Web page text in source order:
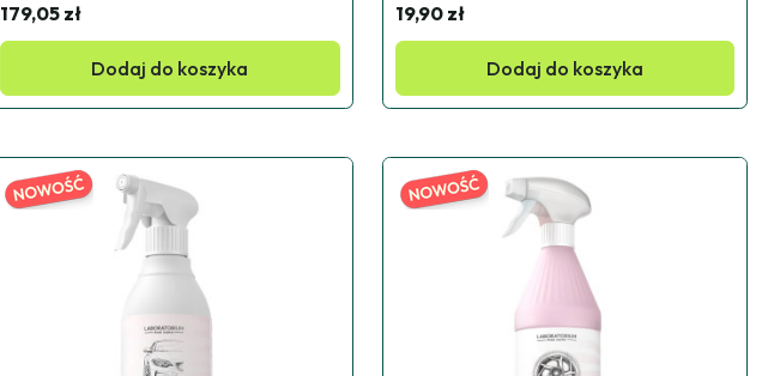
179,05 zł
Dodaj do koszyka
19,90 zł
Dodaj do koszyka